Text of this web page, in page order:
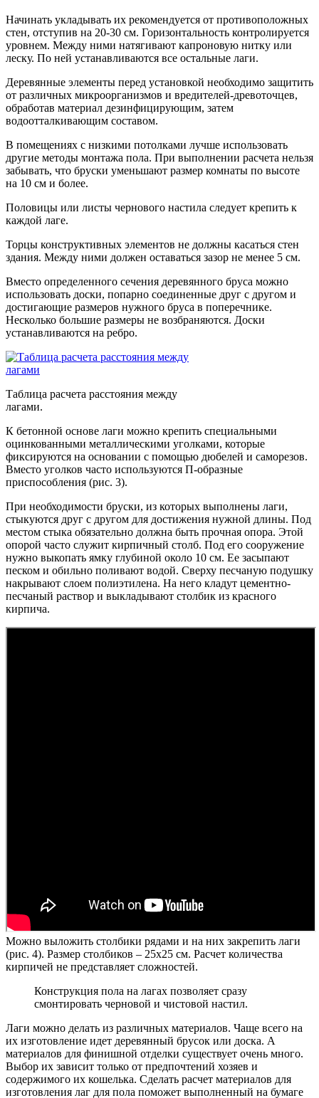
Начинать укладывать их рекомендуется от противоположных
стен, отступив на 20-30 см. Горизонтальность контролируется
уровнем. Между ними натягивают капроновую нитку или
леску. По ней устанавливаются все остальные лаги.
Деревянные элементы перед установкой необходимо защитить
от различных микроорганизмов и вредителей-древоточцев,
обработав материал дезинфицирующим, затем
водоотталкивающим составом.
В помещениях с низкими потолками лучше использовать
другие методы монтажа пола. При выполнении расчета нельзя
забывать, что бруски уменьшают размер комнаты по высоте
на 10 см и более.
Половицы или листы чернового настила следует крепить к
каждой лаге.
Торцы конструктивных элементов не должны касаться стен
здания. Между ними должен оставаться зазор не менее 5 см.
Вместо определенного сечения деревянного бруса можно
использовать доски, попарно соединенные друг с другом и
достигающие размеров нужного бруса в поперечнике.
Несколько большие размеры не возбраняются. Доски
устанавливаются на ребро.
Таблица расчета расстояния между
лагами.
К бетонной основе лаги можно крепить специальными
оцинкованными металлическими уголками, которые
фиксируются на основании с помощью дюбелей и саморезов.
Вместо уголков часто используются П-образные
приспособления (рис. 3).
При необходимости бруски, из которых выполнены лаги,
стыкуются друг с другом для достижения нужной длины. Под
местом стыка обязательно должна быть прочная опора. Этой
опорой часто служит кирпичный столб. Под его сооружение
нужно выкопать ямку глубиной около 10 см. Ее засыпают
песком и обильно поливают водой. Сверху песчаную подушку
накрывают слоем полиэтилена. На него кладут цементно-
песчаный раствор и выкладывают столбик из красного
кирпича.
Можно выложить столбики рядами и на них закрепить лаги
(рис. 4). Размер столбиков – 25х25 см. Расчет количества
кирпичей не представляет сложностей.
Конструкция пола на лагах позволяет сразу
смонтировать черновой и чистовой настил.
Лаги можно делать из различных материалов. Чаще всего на
их изготовление идет деревянный брусок или доска. А
материалов для финишной отделки существует очень много.
Выбор их зависит только от предпочтений хозяев и
содержимого их кошелька. Сделать расчет материалов для
изготовления лаг для пола поможет выполненный на бумаге